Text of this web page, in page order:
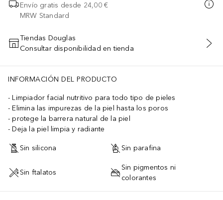
Envío gratis desde 24,00 €
MRW Standard
AÑADIR AL CARRITO
Tiendas Douglas
Consultar disponibilidad en tienda
INFORMACIÓN DEL PRODUCTO
Limpiador facial nutritivo para todo tipo de pieles
Elimina las impurezas de la piel hasta los poros
protege la barrera natural de la piel
Deja la piel limpia y radiante
Sin silicona Sin parafina
Sin ftalatos
Sin pigmentos ni
colorantes